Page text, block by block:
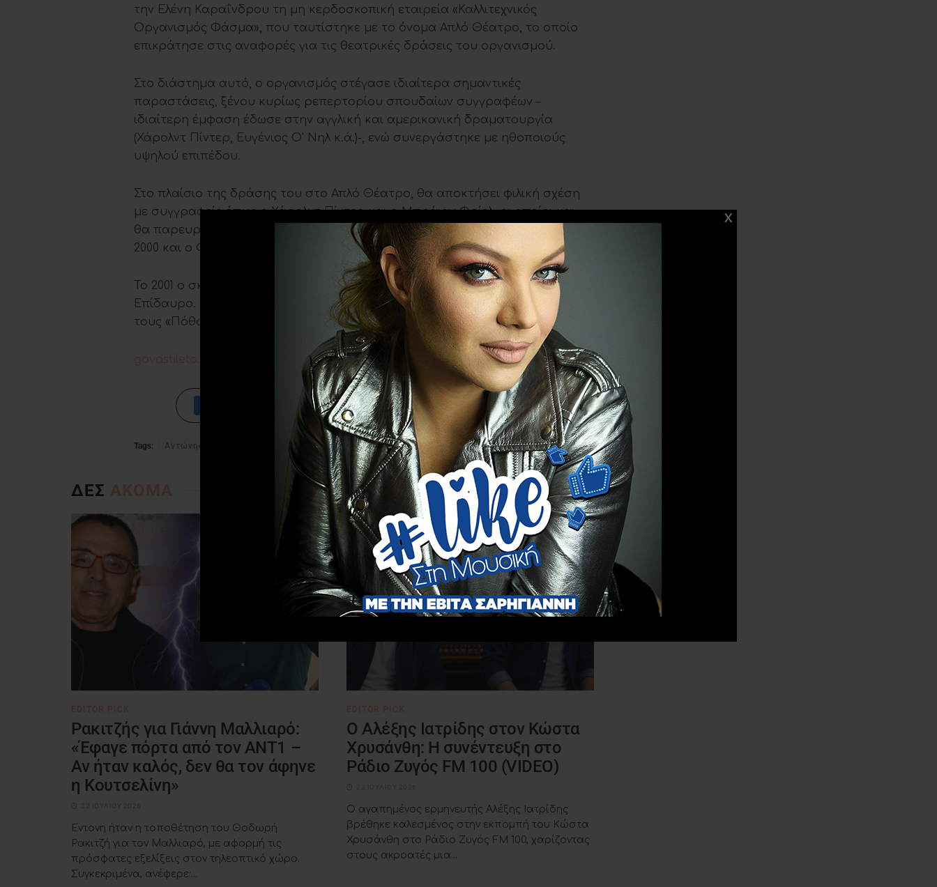
την Ελένη Καραΐνδρου τη μη κερδοσκοπική εταιρεία «Καλλιτεχνικός
Οργανισμός Φάσμα», που ταυτίστηκε με το όνομα Απλό Θέατρο, το οποίο
επικράτησε στις αναφορές για τις θεατρικές δράσεις του οργανισμού.
Στο διάστημα αυτό, ο οργανισμός στέγασε ιδιαίτερα σημαντικές
παραστάσεις, ξένου κυρίως ρεπερτορίου σπουδαίων συγγραφέων –
ιδιαίτερη έμφαση έδωσε στην αγγλική και αμερικανική δραματουργία
(Χάρολντ Πίντερ, Ευγένιος Ο’ Νηλ κ.ά.)-, ενώ συνεργάστηκε με ηθοποιούς
υψηλού επιπέδου.
Στο πλαίσιο της δράσης του στο Απλό Θέατρο, θα αποκτήσει φιλική σχέση
με συγγραφείς όπως ο Χάρολντ Πίντερ και ο Μπράιαν Φρίελ, οι οποίοι και
θα παρευρεθούν σε παραστάσεις του (όπως ο Πίντερ στη “Νεκρή ζώνη” το
2000 και ο Φρίελ στον “Ξεριζωμό” το 2003).
Το 2001 ο σκηνοθέτης παρουσιάζει τις «Τρωάδες» του Ευριπίδη στην
Επίδαυρο. Θα σκηνοθετήσει για πρώτη φορά στο Εθνικό Θέατρο το 2017 με
τους «Πόθους κάτω από τις λεύκες» του Ο’ Νηλ.
Ακολουθήστε τοevitanews.gr
Tags: Αντώνης Αντύπας
ΔΕΣ
Ρακιτζής για Γιάννη Μαλλιαρό:
«Έφαγε πόρτα από τον ΑΝΤ1 –
Αν ήταν καλός, δεν θα τον άφηνε
η Κουτσελίνη»
Έντονη ήταν η τοποθέτηση του Θοδωρή
Ρακιτζή για τον Μαλλιαρό, με αφορμή τις
πρόσφατες εξελίξεις στον τηλεοπτικό χώρο.
Συγκεκριμένα, ανέφερε:...
Ο Αλέξης Ιατρίδης στον Κώστα
Χρυσάνθη: Η συνέντευξη στο
Ράδιο Ζυγός FM 100 (VIDEO)
Ο αγαπημένος ερμηνευτής Αλέξης Ιατρίδης
βρέθηκε καλεσμένος στην εκπομπή του Κώστα
Χρυσάνθη στο Ράδιο Ζυγός FM 100, χαρίζοντας
στους ακροατές μια...